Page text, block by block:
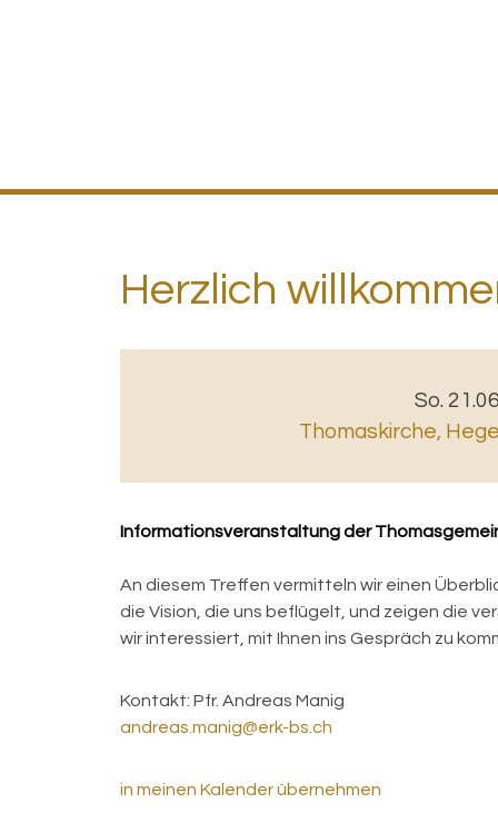
Herzlich
So.
Thomaskirche,
Informationsveranstaltung der
An diesem Treffen vermitteln wir einen
die Vision, die uns beflügelt, und zeigen die
wir interessiert, mit Ihnen ins Gespräch zu
Kontakt: Pfr. Andreas Manig
andreas.manig@erk-bs.ch
in meinen Kalender übernehmen